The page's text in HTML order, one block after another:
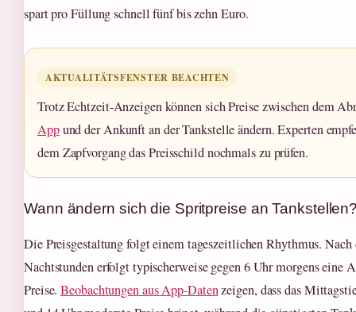
spart pro Füllung schnell fünf bis zehn Euro.
AKTUALITÄTSFENSTER BEACHTEN
Trotz Echtzeit-Anzeigen können sich Preise zwischen dem
Appund der Ankunft an der Tankstelle ändern. Experten
dem Zapfvorgang das Preisschild nochmals zu prüfen.
Wann ändern sich die Spritpreise an
Die Preisgestaltung folgt einem tageszeitlichen Rhythmus. Nach
Nachtstunden erfolgt typischerweise gegen 6 Uhr morgens eine
Preise.Beobachtungen aus App-Datenzeigen, dass das